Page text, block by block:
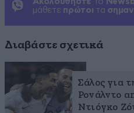
μάθετε πρώτοι τα
Διαβάστε σχετικά
Σάλος για
Ρονάλντο
Ντιόγκο